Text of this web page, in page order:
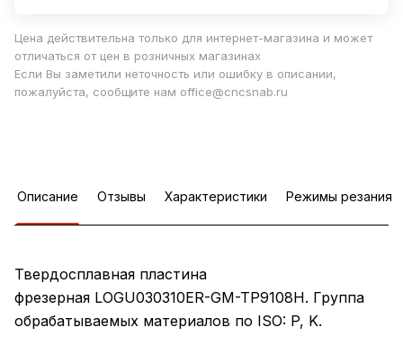
Цена действительна только для интернет-магазина и может
отличаться от цен в розничных магазинах
Если Вы заметили неточность или ошибку в описании,
пожалуйста, сообщите нам office@cncsnab.ru
Описание Отзывы Характеристики Режимы резания
Твердосплавная пластина
фрезерная LOGU030310ER-GM-TP9108H. Группа
обрабатываемых материалов по ISO: P, K.